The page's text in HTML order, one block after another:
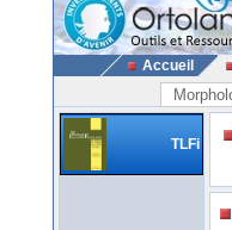
Accueil
TLFi